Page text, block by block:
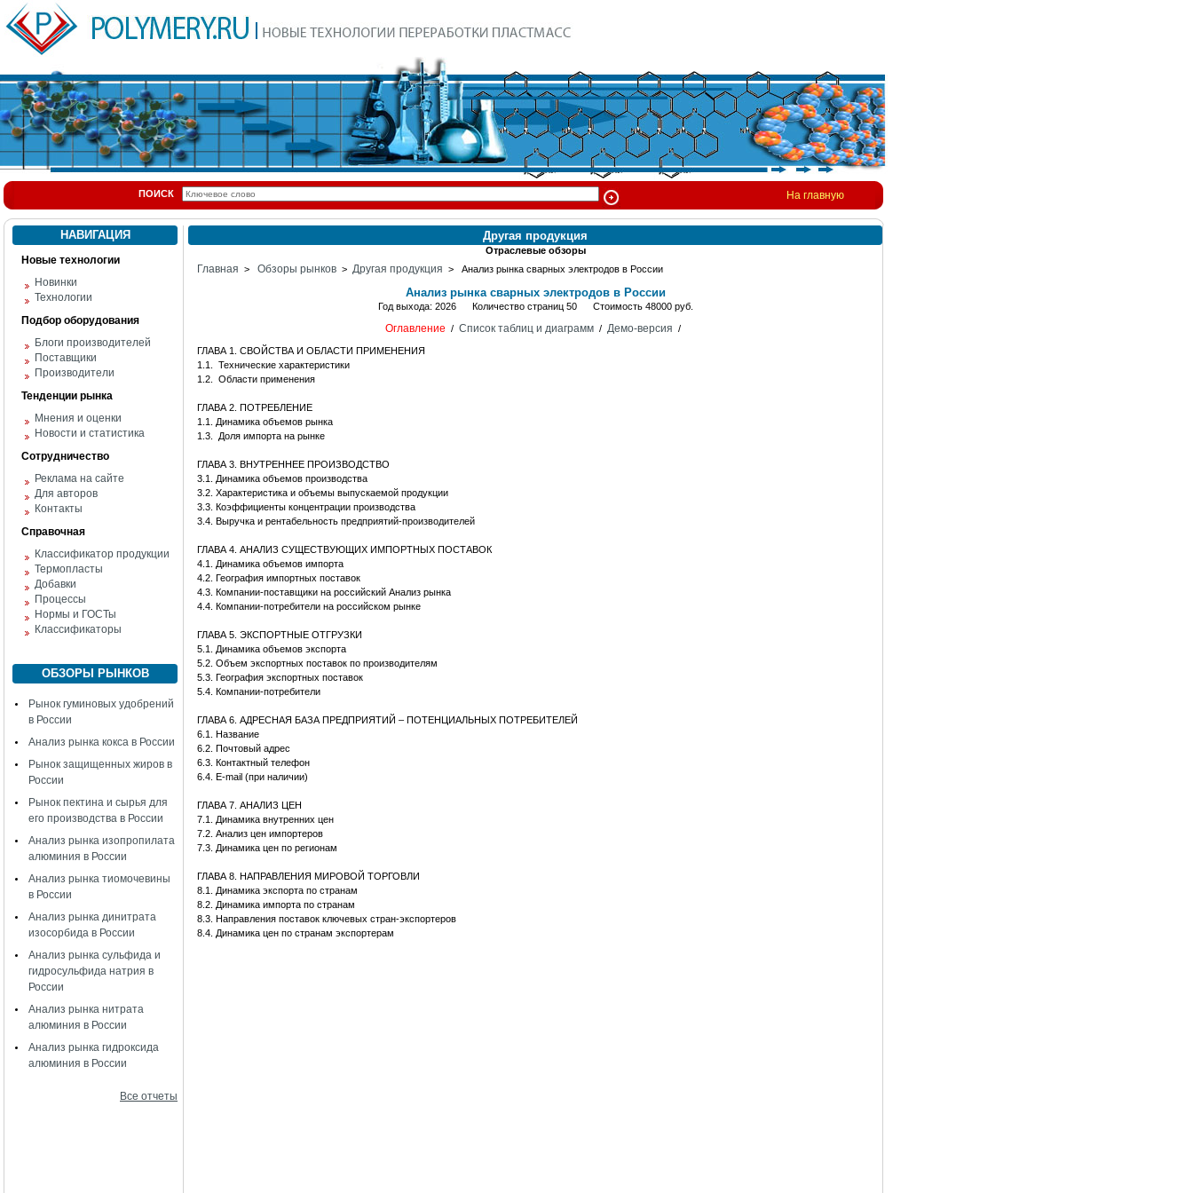
ПОИСК На главную
НАВИГАЦИЯ
Новые технологии
Новинки
Технологии
Подбор оборудования
Блоги производителей
Поставщики
Производители
Тенденции рынка
Мнения и оценки
Новости и статистика
Сотрудничество
Реклама на сайте
Для авторов
Контакты
Справочная
Классификатор продукции
Термопласты
Добавки
Процессы
Нормы и ГОСТы
Классификаторы
ОБЗОРЫ РЫНКОВ
Рынок гуминовых удобрений
в России
Анализ рынка кокса в России
Рынок защищенных жиров в
России
Рынок пектина и сырья для
его производства в России
Анализ рынка изопропилата
алюминия в России
Анализ рынка тиомочевины
в России
Анализ рынка динитрата
изосорбида в России
Анализ рынка сульфида и
гидросульфида натрия в
России
Анализ рынка нитрата
алюминия в России
Анализ рынка гидроксида
алюминия в России
Все отчеты
Другая продукция
Отраслевые обзоры
Главная > Обзоры рынков > Другая продукция > Анализ рынка сварных электродов в России
Анализ рынка сварных электродов в России
Год выхода: 2026 Количество страниц 50 Стоимость 48000 руб.
Оглавление / Список таблиц и диаграмм/ Демо-версия /
ГЛАВА 1. СВОЙСТВА И ОБЛАСТИ ПРИМЕНЕНИЯ
1.1.
Технические характеристики
1.2.
Области применения
ГЛАВА 2. ПОТРЕБЛЕНИЕ
1.1. Динамика объемов рынка
1.3.
Доля импорта на рынке
ГЛАВА 3. ВНУТРЕННЕЕ ПРОИЗВОДСТВО
3.1. Динамика объемов производства
3.2. Характеристика и объемы выпускаемой продукции
3.3. Коэффициенты концентрации производства
3.4. Выручка и рентабельность предприятий-производителей
ГЛАВА 4. АНАЛИЗ СУЩЕСТВУЮЩИХ ИМПОРТНЫХ ПОСТАВОК
4.1. Динамика объемов импорта
4.2. География импортных поставок
4.3. Компании-поставщики на российский Анализ рынка
4.4. Компании-потребители на российском рынке
ГЛАВА 5. ЭКСПОРТНЫЕ ОТГРУЗКИ
5.1. Динамика объемов экспорта
5.2. Объем экспортных поставок по производителям
5.3. География экспортных поставок
5.4. Компании-потребители
ГЛАВА 6. АДРЕСНАЯ БАЗА ПРЕДПРИЯТИЙ – ПОТЕНЦИАЛЬНЫХ ПОТРЕБИТЕЛЕЙ
6.1. Название
6.2. Почтовый адрес
6.3. Контактный телефон
6.4. E-mail (при наличии)
ГЛАВА 7. АНАЛИЗ ЦЕН
7.1. Динамика внутренних цен
7.2. Анализ цен импортеров
7.3. Динамика цен по регионам
ГЛАВА 8. НАПРАВЛЕНИЯ МИРОВОЙ ТОРГОВЛИ
8.1. Динамика экспорта по странам
8.2. Динамика импорта по странам
8.3. Направления поставок ключевых стран-экспортеров
8.4. Динамика цен по странам экспортерам